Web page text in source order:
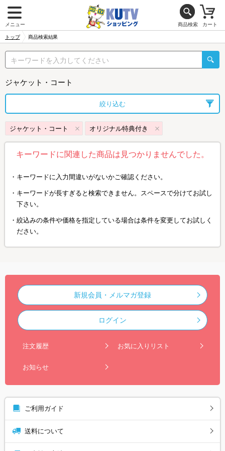
メニュー 商品検索 カート
トップ 商品検索結果
ジャケット・コート
絞り込む
ジャケット・コート オリジナル特典付き
キーワードに関連した商品は見つかりませんでした。
キーワードに入力間違いがないかご確認ください。
キーワードが長すぎると検索できません。スペースで分けてお試し
下さい。
絞込みの条件や価格を指定している場合は条件を変更してお試しく
ださい。
新規会員・メルマガ登録
ログイン
注文履歴 お気に入りリスト
お知らせ
ご利用ガイド
送料について